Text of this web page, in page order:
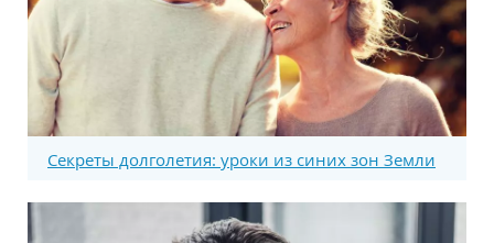
Секреты долголетия: уроки из синих зон Земли